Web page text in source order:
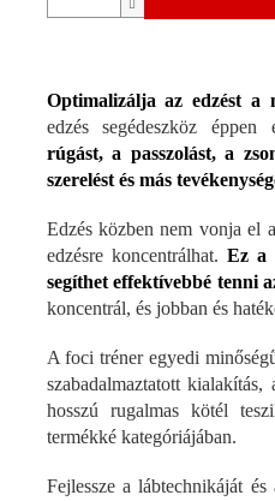
Optimalizálja az edzést a
edzés segédeszköz
rúgást, a passzolást, a
szerelést és más
Edzés közben nem vonja el
edzésre koncentrálhat. Ez a
segíthet effektívebbé tenni
koncentrál, és jobban és
A foci tréner egyedi
szabadalmaztatott
hosszú rugalmas kötél
termékké kategóriájában.
Fejlessze a lábtechnikáját